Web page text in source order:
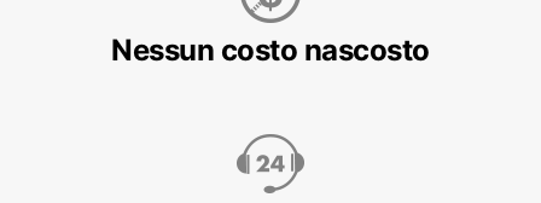
Nessun costo nascosto